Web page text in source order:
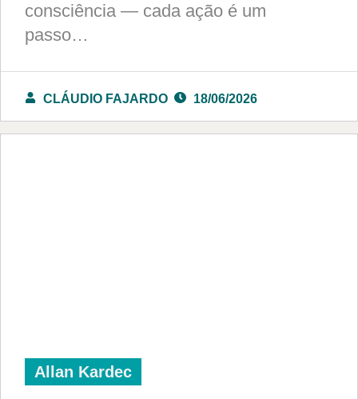
consciência — cada ação é um
passo…
CLÁUDIO FAJARDO 18/06/2026
Allan Kardec